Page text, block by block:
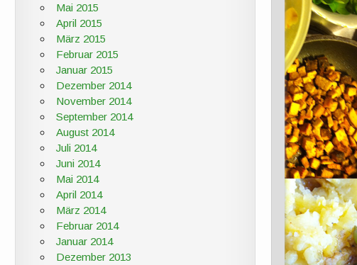
Mai 2015
April 2015
März 2015
Februar 2015
Januar 2015
Dezember 2014
November 2014
September 2014
August 2014
Juli 2014
Juni 2014
Mai 2014
April 2014
März 2014
Februar 2014
Januar 2014
Dezember 2013